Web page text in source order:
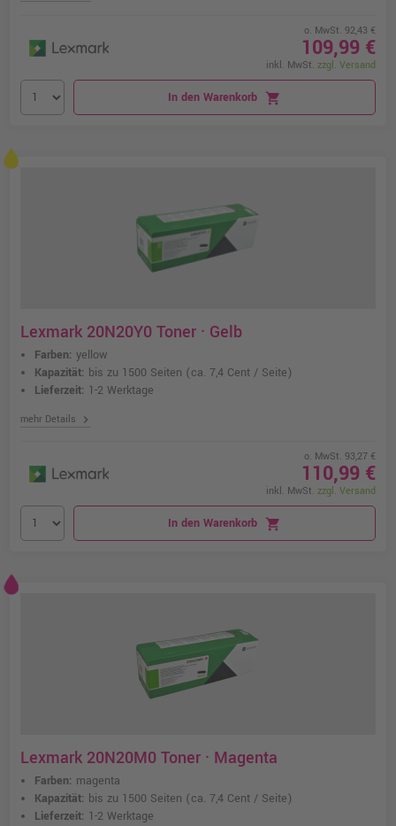
o. MwSt. 92,43 €
109,99 €
inkl. MwSt. zzgl. Versand
In den Warenkorb shopping_cart
Lexmark 20N20Y0 Toner · Gelb
Farben: yellow
Kapazität: bis zu 1500 Seiten (ca. 7,4 Cent / Seite)
Lieferzeit: 1-2 Werktage
mehr Details chevron_right
o. MwSt. 93,27 €
110,99 €
inkl. MwSt. zzgl. Versand
In den Warenkorb shopping_cart
Lexmark 20N20M0 Toner · Magenta
Farben: magenta
Kapazität: bis zu 1500 Seiten (ca. 7,4 Cent / Seite)
Lieferzeit: 1-2 Werktage